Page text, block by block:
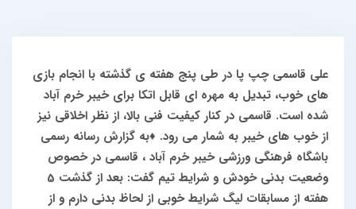
علی قاسمی چپ پا در طی پنج هفته ی گذشته با انجام بازی
های خوب، تبدیل به مهره ای قابل اتکا برای خیبر خرم آباد
شده است. قاسمی در کنار کیفیت فنی بالا، از نظر اخلاقی نیز
از خوب های خیبر به شمار می رود. ♦️به گزارش رسانه رسمی
باشگاه فرهنگی ورزشی خیبر خرم آباد ، قاسمی در خصوص
وضعیت بدنی خودش و شرایط تیم گفت: بعد از گذشت 5
هفته از مسابقات لیگ شرایط خوبی از لحاظ بدنی دارم و از